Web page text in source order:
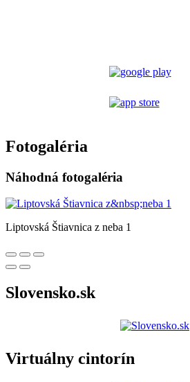
Fotogaléria
Náhodná fotogaléria
Liptovská Štiavnica z neba 1
Slovensko.sk
Virtuálny cintorín